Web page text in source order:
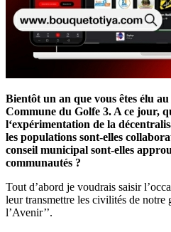
Bientôt un an que vous êtes élu
Commune du Golfe 3. A ce jour,
l‘expérimentation de la
les populations sont-elles
conseil municipal sont-elles
communautés ?
Tout d’abord je voudrais saisir
leur transmettre les civilités de notre
l’Avenir’’.